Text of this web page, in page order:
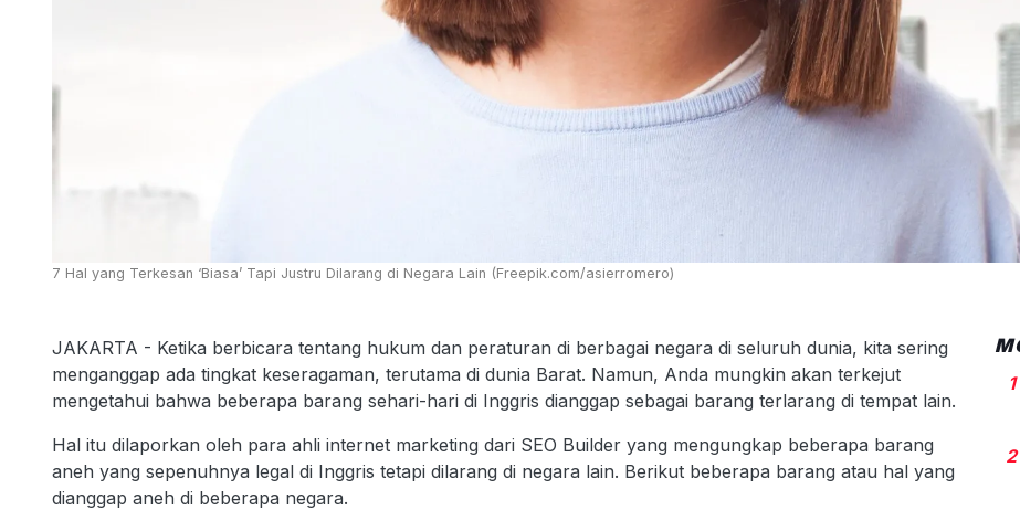
7 Hal yang Terkesan ‘Biasa’ Tapi Justru Dilarang di Negara Lain (Freepik.com/asierromero)
JAKARTA - Ketika berbicara tentang hukum dan peraturan di berbagai negara di seluruh dunia, kita sering
menganggap ada tingkat keseragaman, terutama di dunia Barat. Namun, Anda mungkin akan terkejut
mengetahui bahwa beberapa barang sehari-hari di Inggris dianggap sebagai barang terlarang di tempat lain.
Hal itu dilaporkan oleh para ahli internet marketing dari SEO Builder yang mengungkap beberapa barang
aneh yang sepenuhnya legal di Inggris tetapi dilarang di negara lain. Berikut beberapa barang atau hal yang
dianggap aneh di beberapa negara.
1
2